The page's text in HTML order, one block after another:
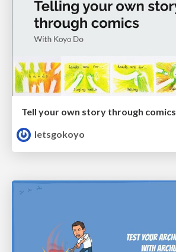
Tell your own story through comics
letsgokoyo